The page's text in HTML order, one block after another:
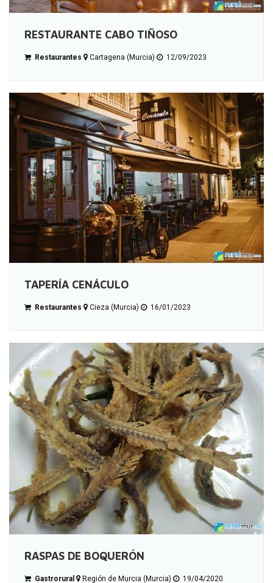
RESTAURANTE CABO TIÑOSO
Restaurantes Cartagena (Murcia) 12/09/2023
TAPERÍA CENÁCULO
Restaurantes Cieza (Murcia) 16/01/2023
RASPAS DE BOQUERÓN
Gastrorural Región de Murcia (Murcia) 19/04/2020